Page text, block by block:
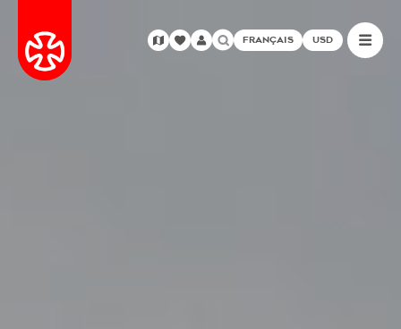
FRANÇAIS USD